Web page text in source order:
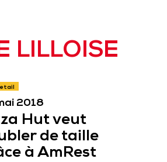
LILLOISE
2018
Hut veut
de taille
à AmRest